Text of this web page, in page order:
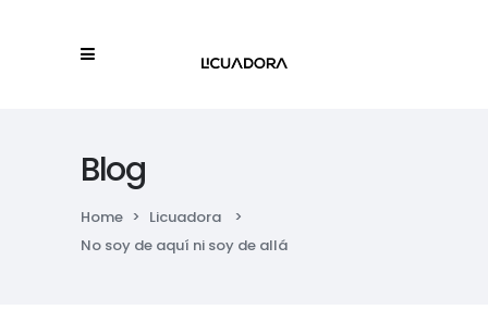
Blog
Home > Licuadora
>
No soy de aquí ni soy de allá